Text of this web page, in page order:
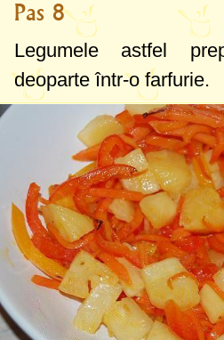
Pas 8
Legumele astfel
deoparte într-o farfurie.